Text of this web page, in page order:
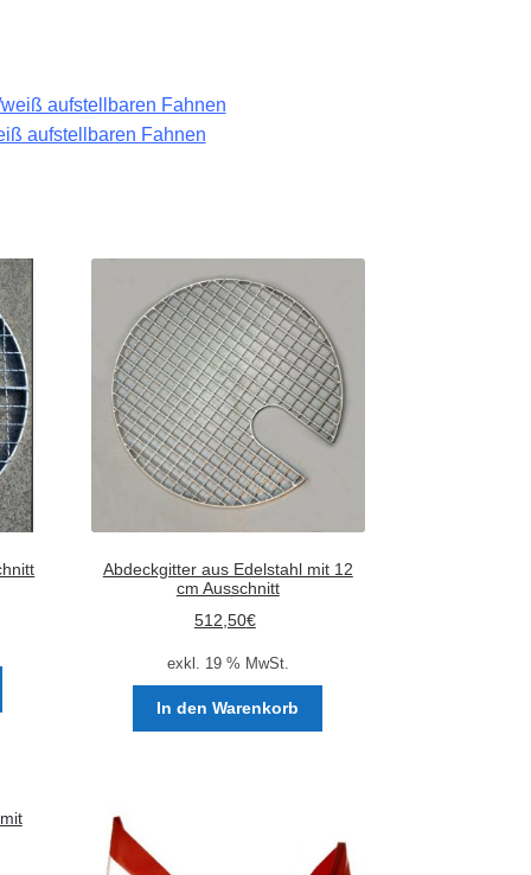
aufstellbaren Fahnen
aufstellbaren Fahnen
auf.
Abdeckgitter aus Edelstahl mit 12
cm Ausschnitt
512,50€
exkl. 19 % MwSt.
In den Warenkorb